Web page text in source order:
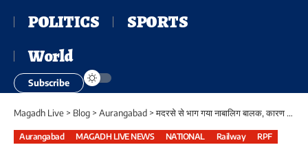
POLITICS
SPORTS
World
Subscribe
Magadh Live > Blog > Aurangabad >मदरसे से भाग गया नाबालिग बालक, कारण जानकर आप रह जाएंगे हैरान, आरपीएफ ने बालक को किया बरामद
Aurangabad MAGADH LIVE NEWS NATIONAL Railway RPF